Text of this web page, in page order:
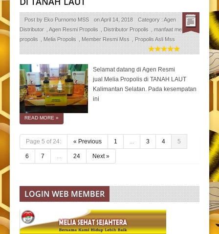
Post byEko Purnomo MSS onApril 14, 2018 Category :Agen
Distributor ,Agen Resmi Propolis ,Distributor Propolis ,manfaat melia
propolis ,Melia Propolis ,Member Resmi Mss ,Propolis Asli Mss
Selamat datang di Agen Resmi
jual Melia Propolis di TANAH LAUT
Kalimantan Selatan. Pada kesempatan
ini
READ MORE »
Page 5 of 24: « Previous 1 ... 3 4 5
6 7 ... 24 Next »
LOGIN WEB MEMBER